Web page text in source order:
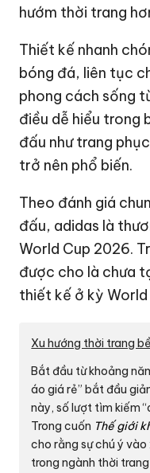
hướm thời trang
Thiết kế nhanh
bóng đá, liên tục
phong cách sống
điều dễ hiểu trong
đấu như trang
trở nên phổ biến.
Theo đánh giá
đấu, adidas là
World Cup 2026.
được cho là chưa
thiết kế ở kỳ World
Xu hướng thời trang
Bắt đầu từ khoảng
áo giá rẻ” bắt đầu
này, số lượt tìm kiếm
Trong cuốn Thế giới
cho rằng sự chú ý
trong ngành thời